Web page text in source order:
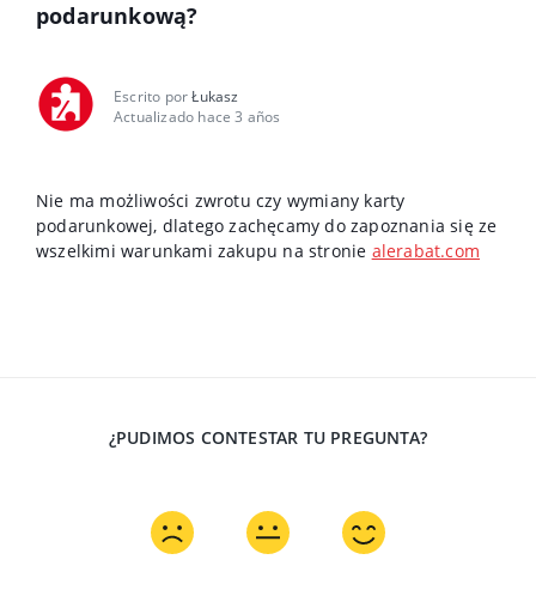
podarunkową?
Escrito porŁukasz
Actualizado hace 3 años
Nie ma możliwości zwrotu czy wymiany karty
podarunkowej, dlatego zachęcamy do zapoznania się ze
wszelkimi warunkami zakupu na stronie alerabat.com
¿PUDIMOS CONTESTAR TU PREGUNTA?